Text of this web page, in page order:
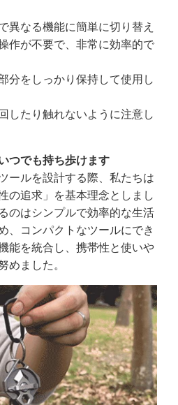
異なる機能に簡単に切り替え
作が不要で、非常に効率的で
分をしっかり保持して使用し
したり触れないように注意し
つでも持ち歩けます
ールを設計する際、私たちは
の追求」を基本理念としまし
のはシンプルで効率的な生活
、コンパクトなツールにでき
能を統合し、携帯性と使いや
めました。